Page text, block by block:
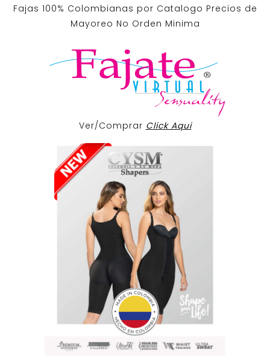
Fajas 100% Colombianas por Catalogo Precios de
Mayoreo No Orden Minima
Ver/Comprar Click Aqui